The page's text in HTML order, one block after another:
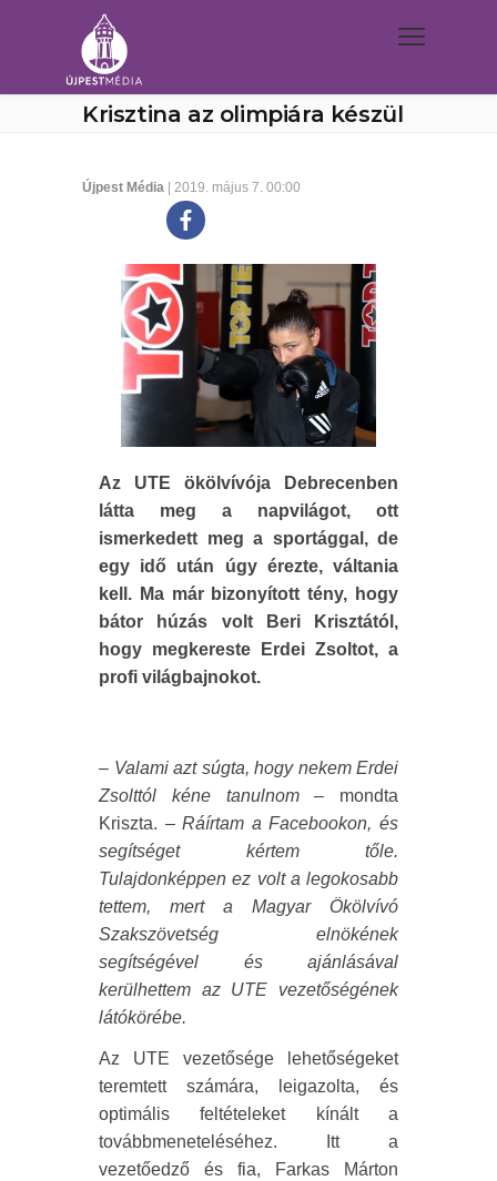
Krisztina az olimpiára készül
Újpest Média | 2019. május 7. 00:00
Az UTE ökölvívója Debrecenben
látta meg a napvilágot, ott
ismerkedett meg a sportággal, de
egy idő után úgy érezte, váltania
kell. Ma már bizonyított tény, hogy
bátor húzás volt Beri Krisztától,
hogy megkereste Erdei Zsoltot, a
profi világbajnokot.
– Valami azt súgta, hogy nekem Erdei
Zsolttól kéne tanulnom– mondta
Kriszta. –Ráírtam a Facebookon, és
segítséget kértem tőle.
Tulajdonképpen ez volt a legokosabb
tettem, mert a Magyar Ökölvívó
Szakszövetség elnökének
segítségével és ajánlásával
kerülhettem az UTE vezetőségének
látókörébe.
Az UTE vezetősége lehetőségeket
teremtett számára, leigazolta, és
optimális feltételeket kínált a
továbbmeneteléséhez. Itt a
vezetőedző és fia, Farkas Márton